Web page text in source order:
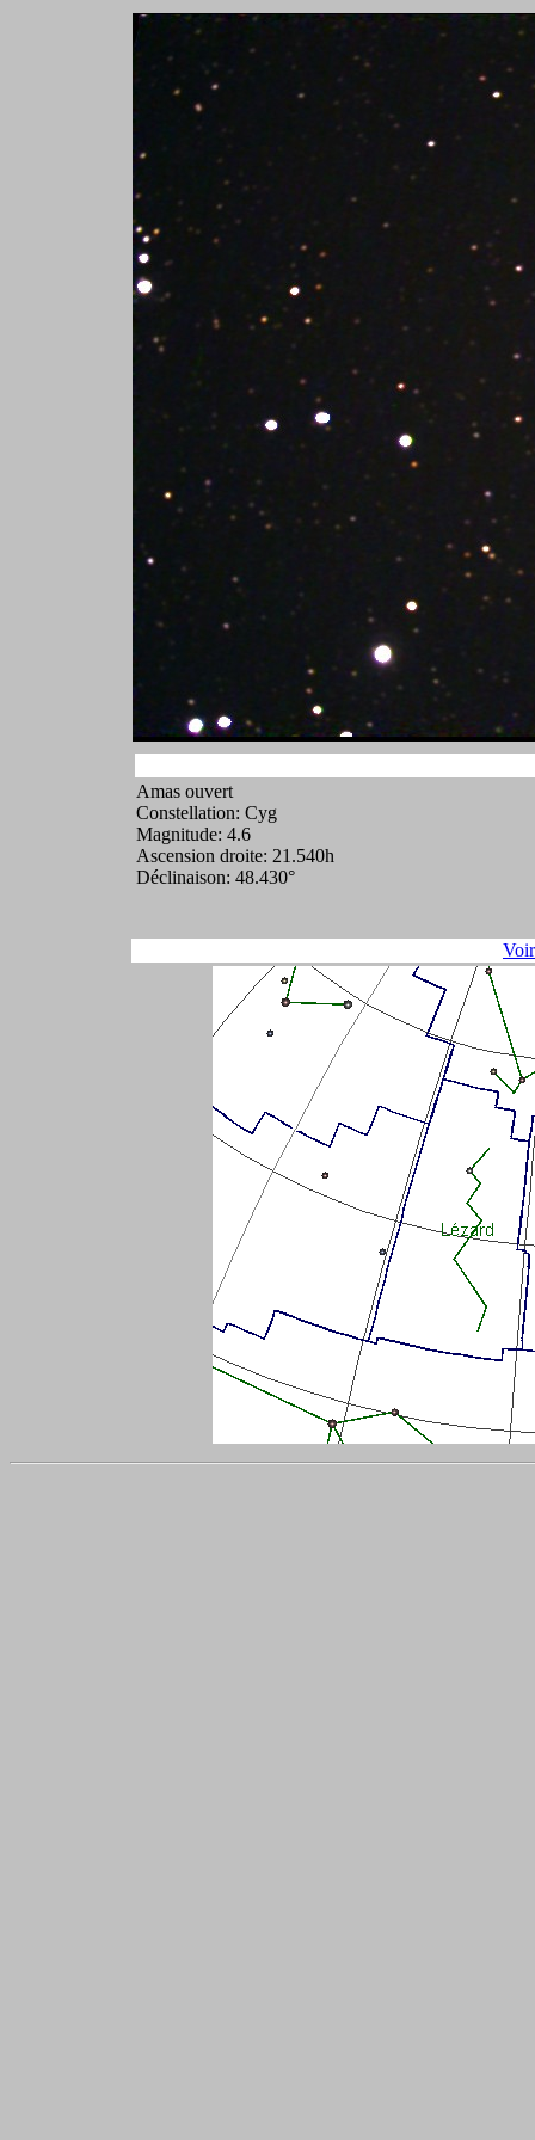
Amas ouvert
Constellation: Cyg
Magnitude: 4.6
Ascension droite: 21.540h
Déclinaison: 48.430°